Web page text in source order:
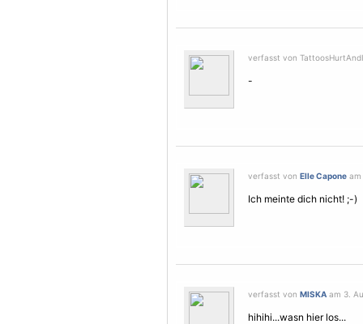
verfasst von
-
verfasst von Elle Capone am
Ich meinte dich nicht! ;-)
verfasst von MISKA am 3.
hihihi...wasn hier los...